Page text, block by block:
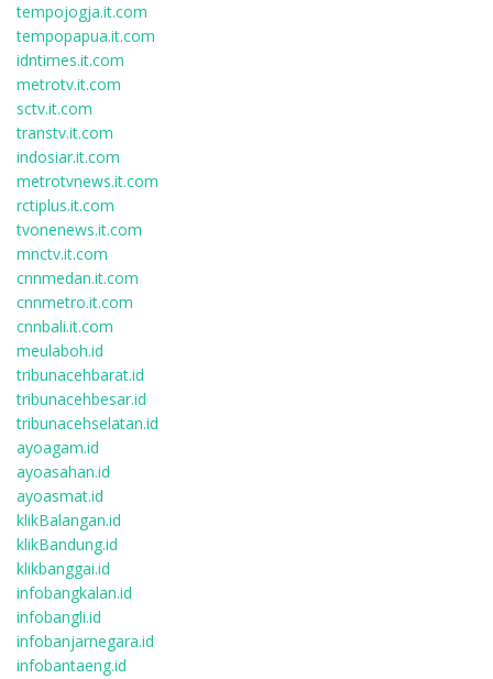
tempojogja.it.com
tempopapua.it.com
idntimes.it.com
metrotv.it.com
sctv.it.com
transtv.it.com
indosiar.it.com
metrotvnews.it.com
rctiplus.it.com
tvonenews.it.com
mnctv.it.com
cnnmedan.it.com
cnnmetro.it.com
cnnbali.it.com
meulaboh.id
tribunacehbarat.id
tribunacehbesar.id
tribunacehselatan.id
ayoagam.id
ayoasahan.id
ayoasmat.id
klikBalangan.id
klikBandung.id
klikbanggai.id
infobangkalan.id
infobangli.id
infobanjarnegara.id
infobantaeng.id